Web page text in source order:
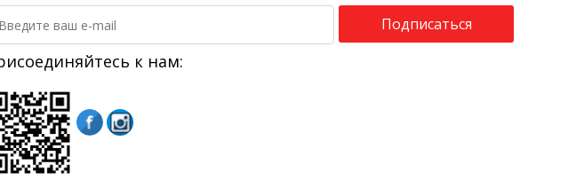
Подписаться
к нам: